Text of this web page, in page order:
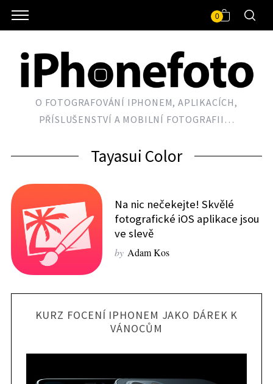
0
O FOTOGRAFOVÁNÍ IPHONEM, APLIKACÍCH,
PŘÍSLUŠENSTVÍ A MOBILNÍ FOTOGRAFII…
Tayasui Color
Na nic nečekejte! Skvělé
fotografické iOS aplikace jsou
ve slevě
by Adam Kos
KURZ FOCENÍ IPHONEM JAKO DÁREK K
VÁNOCŮM